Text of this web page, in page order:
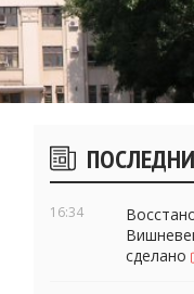
Боковые
виджеты
16:34
сделано